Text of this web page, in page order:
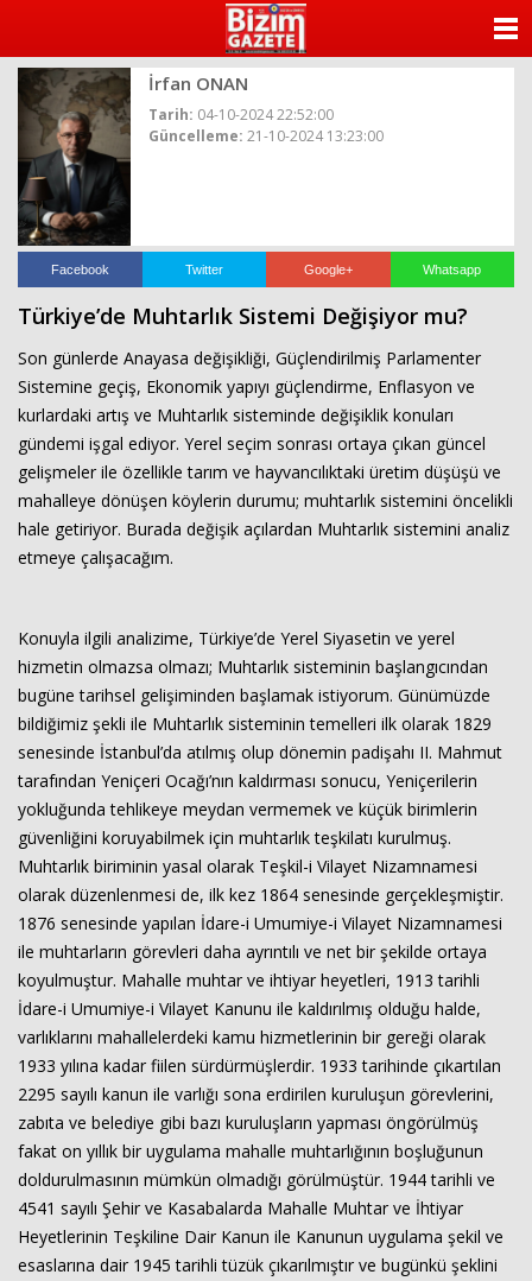
İrfan ONAN
Tarih: 04-10-2024 22:52:00
Güncelleme: 21-10-2024 13:23:00
Facebook Twitter Google+ Whatsapp
Türkiye’de Muhtarlık Sistemi Değişiyor mu?
Son günlerde Anayasa değişikliği, Güçlendirilmiş Parlamenter
Sistemine geçiş, Ekonomik yapıyı güçlendirme, Enflasyon ve
kurlardaki artış ve Muhtarlık sisteminde değişiklik konuları
gündemi işgal ediyor. Yerel seçim sonrası ortaya çıkan güncel
gelişmeler ile özellikle tarım ve hayvancılıktaki üretim düşüşü ve
mahalleye dönüşen köylerin durumu; muhtarlık sistemini öncelikli
hale getiriyor. Burada değişik açılardan Muhtarlık sistemini analiz
etmeye çalışacağım.
Konuyla ilgili analizime, Türkiye’de Yerel Siyasetin ve yerel
hizmetin olmazsa olmazı; Muhtarlık sisteminin başlangıcından
bugüne tarihsel gelişiminden başlamak istiyorum. Günümüzde
bildiğimiz şekli ile Muhtarlık sisteminin temelleri ilk olarak 1829
senesinde İstanbul’da atılmış olup dönemin padişahı II. Mahmut
tarafından Yeniçeri Ocağı’nın kaldırması sonucu, Yeniçerilerin
yokluğunda tehlikeye meydan vermemek ve küçük birimlerin
güvenliğini koruyabilmek için muhtarlık teşkilatı kurulmuş.
Muhtarlık biriminin yasal olarak Teşkil-i Vilayet Nizamnamesi
olarak düzenlenmesi de, ilk kez 1864 senesinde gerçekleşmiştir.
1876 senesinde yapılan İdare-i Umumiye-i Vilayet Nizamnamesi
ile muhtarların görevleri daha ayrıntılı ve net bir şekilde ortaya
koyulmuştur. Mahalle muhtar ve ihtiyar heyetleri, 1913 tarihli
İdare-i Umumiye-i Vilayet Kanunu ile kaldırılmış olduğu halde,
varlıklarını mahallelerdeki kamu hizmetlerinin bir gereği olarak
1933 yılına kadar fiilen sürdürmüşlerdir. 1933 tarihinde çıkartılan
2295 sayılı kanun ile varlığı sona erdirilen kuruluşun görevlerini,
zabıta ve belediye gibi bazı kuruluşların yapması öngörülmüş
fakat on yıllık bir uygulama mahalle muhtarlığının boşluğunun
doldurulmasının mümkün olmadığı görülmüştür. 1944 tarihli ve
4541 sayılı Şehir ve Kasabalarda Mahalle Muhtar ve İhtiyar
Heyetlerinin Teşkiline Dair Kanun ile Kanunun uygulama şekil ve
esaslarına dair 1945 tarihli tüzük çıkarılmıştır ve bugünkü şeklini
YAZARLAR
VİDEO GALERİ
İLETİŞİM
Haberin Doğru Adresi.